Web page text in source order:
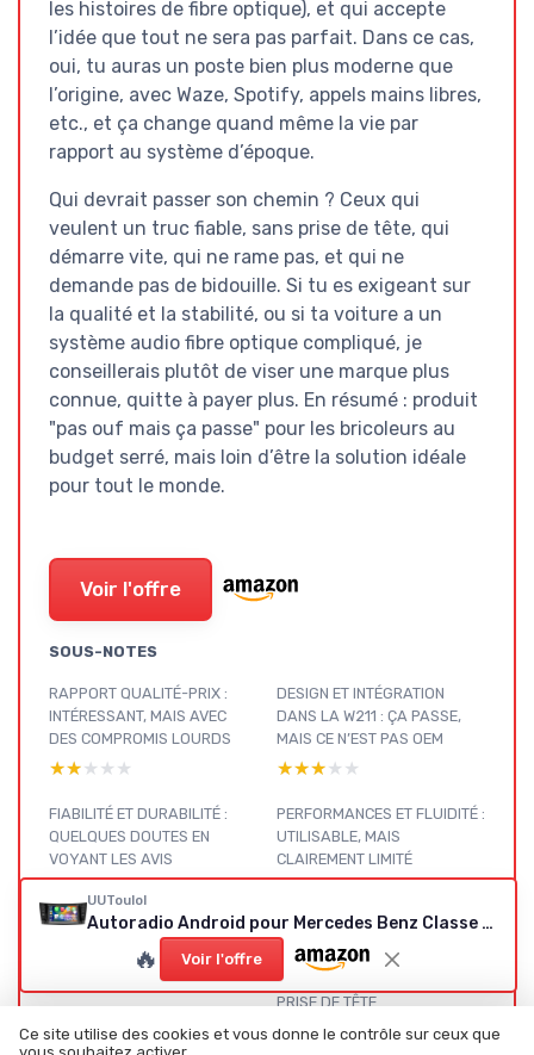
les histoires de fibre optique), et qui accepte
l’idée que tout ne sera pas parfait. Dans ce cas,
oui, tu auras un poste bien plus moderne que
l’origine, avec Waze, Spotify, appels mains libres,
etc., et ça change quand même la vie par
rapport au système d’époque.
Qui devrait passer son chemin ? Ceux qui
veulent un truc fiable, sans prise de tête, qui
démarre vite, qui ne rame pas, et qui ne
demande pas de bidouille. Si tu es exigeant sur
la qualité et la stabilité, ou si ta voiture a un
système audio fibre optique compliqué, je
conseillerais plutôt de viser une marque plus
connue, quitte à payer plus. En résumé : produit
"pas ouf mais ça passe" pour les bricoleurs au
budget serré, mais loin d’être la solution idéale
pour tout le monde.
Voir l'offre
SOUS-NOTES
RAPPORT QUALITÉ-PRIX :
INTÉRESSANT, MAIS AVEC
DES COMPROMIS LOURDS
★★★★★
★★★★★
DESIGN ET INTÉGRATION
DANS LA W211 : ÇA PASSE,
MAIS CE N’EST PAS OEM
★★★★★
★★★★★
FIABILITÉ ET DURABILITÉ :
QUELQUES DOUTES EN
VOYANT LES AVIS
PERFORMANCES ET FLUIDITÉ :
UTILISABLE, MAIS
CLAIREMENT LIMITÉ
PRÉSENTATION : SUR LE
PAPIER, ÇA FAIT RÊVER
★★★★★
★★★★★
CARPLAY, ANDROID AUTO,
BLUETOOTH : ÇA MARCHE,
MAIS PAS TOUJOURS SANS
PRISE DE TÊTE
★★★★★
★★★★★
UUTouIoI
Autoradio Android pour Mercedes Benz Classe E W211 CLS W219
🔥 Voir l'offre
Ce site utilise des cookies et vous donne le contrôle sur ceux que